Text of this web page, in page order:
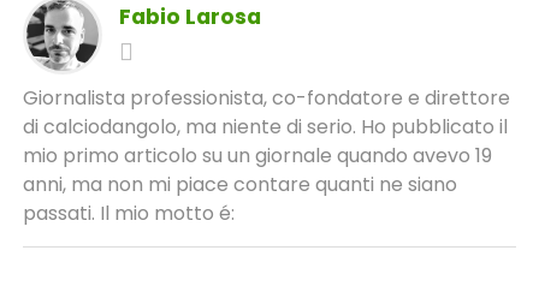
Fabio Larosa
Giornalista professionista, co-fondatore e direttore
di calciodangolo, ma niente di serio. Ho pubblicato il
mio primo articolo su un giornale quando avevo 19
anni, ma non mi piace contare quanti ne siano
passati. Il mio motto é: